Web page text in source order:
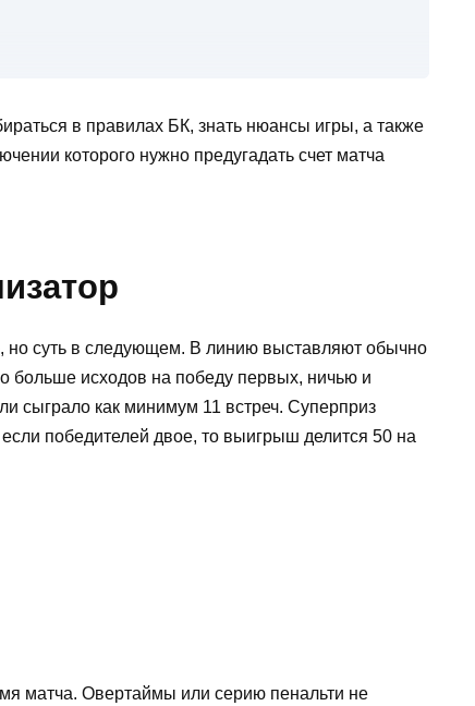
конторы
в правилах БК, знать нюансы игры, а также
которого нужно предугадать счет матча
но суть в следующем. В линию выставляют обычно
больше исходов на победу первых, ничью и
сыграло как минимум 11 встреч. Суперприз
если победителей двое, то выигрыш делится 50 на
матча. Овертаймы или серию пенальти не